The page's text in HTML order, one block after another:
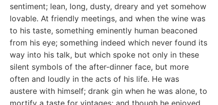
sentiment; lean, long, dusty, dreary and yet somehow
lovable. At friendly meetings, and when the wine was
to his taste, something eminently human beaconed
from his eye; something indeed which never found its
way into his talk, but which spoke not only in these
silent symbols of the after-dinner face, but more
often and loudly in the acts of his life. He was
austere with himself; drank gin when he was alone, to